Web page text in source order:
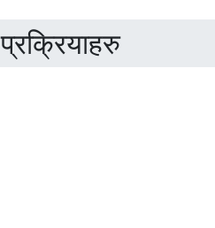
प्रक्रियाहरु